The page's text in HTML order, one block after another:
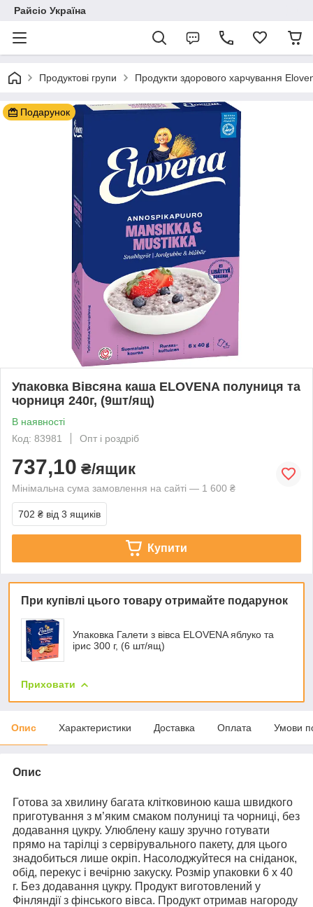
Райсіо Україна
Продуктові групи Продукти здорового харчування
Подарунок
Упаковка Вівсяна каша ELOVENA полуниця та
чорниця 240г, (9шт/ящ)
В наявності
Код: 83981
Опт і роздріб
737,10 ₴/ящик
Мінімальна сума замовлення на сайті — 1 600 ₴
702 ₴ від 3 ящиків
Купити
При купівлі цього товару отримайте подарунок
Упаковка Галети з вівса ELOVENA яблуко та
ірис 300 г, (6 шт/ящ)
Приховати
Опис Характеристики Доставка Оплата Умови
Опис
Готова за хвилину багата клітковиною каша швидкого
приготування з м’яким смаком полуниці та чорниці, без
додавання цукру. Улюблену кашу зручно готувати
прямо на тарілці з сервірувального пакету, для цього
знадобиться лише окріп. Насолоджуйтеся на сніданок,
обід, перекус і вечірню закуску. Розмір упаковки 6 х 40
г. Без додавання цукру. Продукт виготовлений у
Фінляндії з фінського вівса. Продукт отримав нагороду